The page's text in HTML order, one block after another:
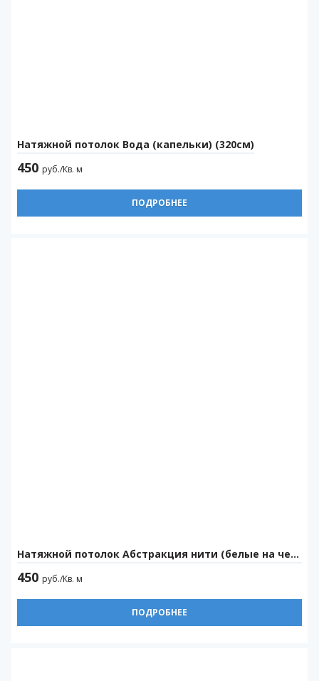
Натяжной потолок Вода (капельки) (320см)
450 руб./Кв. м
ПОДРОБНЕЕ
Натяжной потолок Абстракция нити (белые на черном) (320см)
450 руб./Кв. м
ПОДРОБНЕЕ